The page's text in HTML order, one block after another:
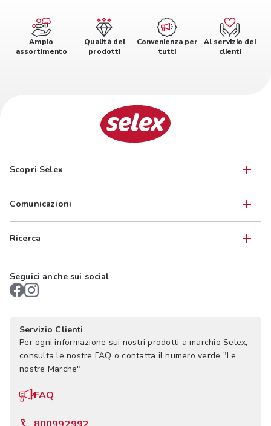
Ampio
assortimento
Qualità dei
prodotti
Convenienza per
tutti
Al servizio dei
clienti
Scopri Selex
Comunicazioni
Ricerca
Seguici anche sui social
Servizio Clienti
Per ogni informazione sui nostri prodotti a marchio Selex,
consulta le nostre FAQ o contatta il numero verde "Le
nostre Marche"
FAQ